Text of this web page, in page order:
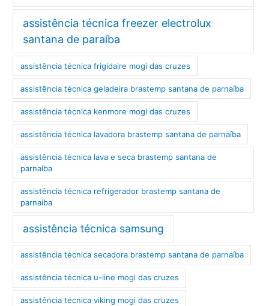
assistência técnica freezer electrolux
santana de paraíba
assistência técnica frigidaire mogi das cruzes
assistência técnica geladeira brastemp santana de parnaíba
assistência técnica kenmore mogi das cruzes
assistência técnica lavadora brastemp santana de parnaíba
assistência técnica lava e seca brastemp santana de
parnaíba
assistência técnica refrigerador brastemp santana de
parnaíba
assistência técnica samsung
assistência técnica secadora brastemp santana de parnaíba
assistência técnica u-line mogi das cruzes
assistência técnica viking mogi das cruzes